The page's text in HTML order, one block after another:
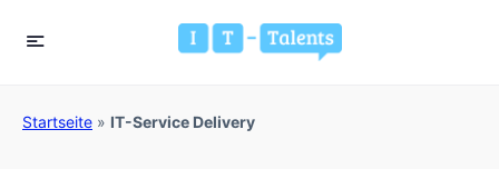
Startseite » IT-Service Delivery